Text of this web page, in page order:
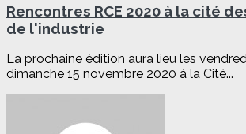
Rencontres RCE 2020 à la cité
de l'industrie
La prochaine édition aura lieu les
dimanche 15 novembre 2020 à la Cité...